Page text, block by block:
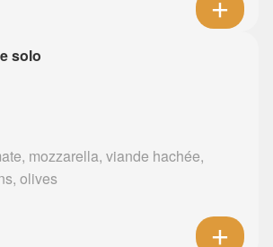
solo
mozzarella, viande hachée,
olives